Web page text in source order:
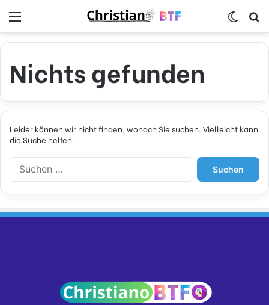
Skin
Nichts gefunden
Leider können wir nicht finden, wonach Sie suchen. Vielleicht kann
die Suche helfen.
e
: